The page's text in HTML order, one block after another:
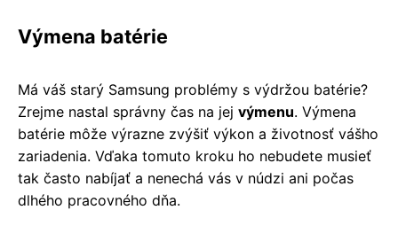
Výmena batérie
Má váš starý Samsung problémy s výdržou batérie?
Zrejme nastal správny čas na jej výmenu. Výmena
batérie môže výrazne zvýšiť výkon a životnosť vášho
zariadenia. Vďaka tomuto kroku ho nebudete musieť
tak často nabíjať a nenechá vás v núdzi ani počas
dlhého pracovného dňa.